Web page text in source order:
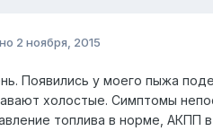
2 ноября, 2015
Появились у моего пыжа
холостые. Симптомы
топлива в норме, АКПП